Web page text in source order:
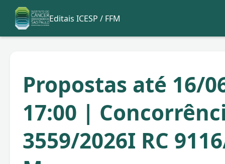
Editais ICESP / FFM
Propostas até 16/
17:00 |
3559/2026I RC